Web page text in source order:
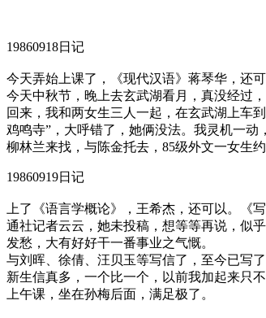
19860918日记
今天弄始上课了，《现代汉语》蒋琴华，还
今天中秋节，晚上去玄武湖看月，真没经过
回来，我和两女生三人一起，在玄武湖上车
鸡鸣寺”，大呼错了，她俩没法。我灵机一
柳林兰来找，与陈金托去，85级外文一女生
19860919日记
上了《语言学概论》，王希杰，还可以。《
通社记者云云，她未投稿，想等等再说，似
发愁，大有好好干一番事业之气慨。
与刘晖、徐倩、汪贝玉等写信了，至今已写
新生信真多，一个比一个，以前我加起来只
上午课，坐在孙梅后面，满足极了。